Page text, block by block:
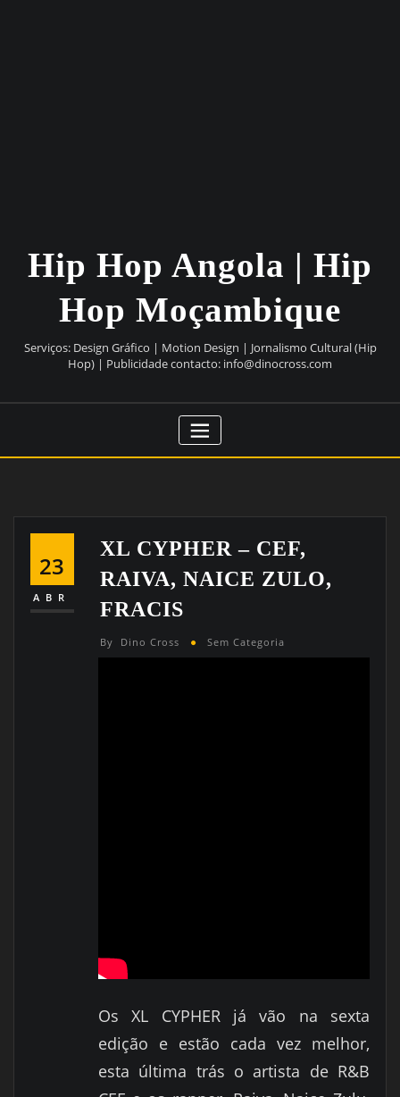
Hip Hop Angola | Hip
Hop Moçambique
Serviços: Design Gráfico | Motion Design | Jornalismo Cultural (Hip
Hop) | Publicidade contacto: info@dinocross.com
23
ABR
XL CYPHER – CEF,
RAIVA, NAICE ZULO,
FRACIS
By Dino Cross Sem Categoria
Os XL CYPHER já vão na sexta
edição e estão cada vez melhor,
esta última trás o artista de R&B